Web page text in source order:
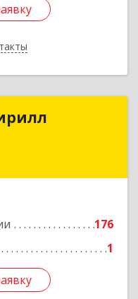
176
1
Кирилл
Подробнее